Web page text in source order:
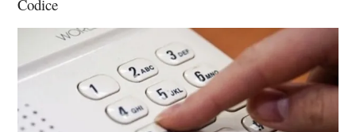
Codice